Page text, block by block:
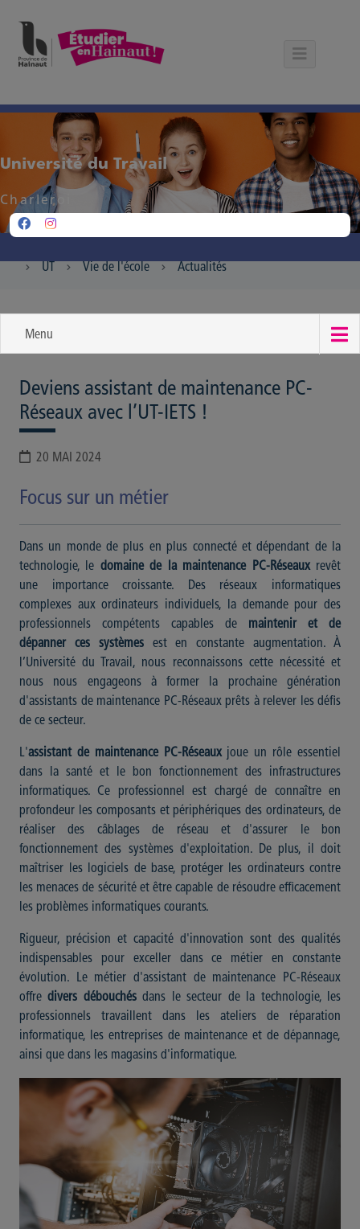
Université du Travail
Charleroi
UT Vie de l'école Actualités
Menu
Deviens assistant de maintenance PC-
Réseaux avec l’UT-IETS !
20 MAI 2024
Focus sur un métier
Dans un monde de plus en plus connecté et dépendant de la
technologie, le domaine de la maintenance PC-Réseauxrevêt
une importance croissante. Des réseaux informatiques
complexes aux ordinateurs individuels, la demande pour des
professionnels compétents capables de maintenir et de
dépanner ces systèmesest en constante augmentation. À
l’Université du Travail, nous reconnaissons cette nécessité et
nous nous engageons à former la prochaine génération
d'assistants de maintenance PC-Réseaux prêts à relever les défis
de ce secteur.
L'assistant de maintenance PC-Réseauxjoue un rôle essentiel
dans la santé et le bon fonctionnement des infrastructures
informatiques. Ce professionnel est chargé de connaître en
profondeur les composants et périphériques des ordinateurs, de
réaliser des câblages de réseau et d'assurer le bon
fonctionnement des systèmes d'exploitation. De plus, il doit
maîtriser les logiciels de base, protéger les ordinateurs contre
les menaces de sécurité et être capable de résoudre efficacement
les problèmes informatiques courants.
Rigueur, précision et capacité d'innovation sont des qualités
indispensables pour exceller dans ce métier en constante
évolution. Le métier d'assistant de maintenance PC-Réseaux
offredivers débouchésdans le secteur de la technologie, les
professionnels travaillent dans les ateliers de réparation
informatique, les entreprises de maintenance et de dépannage,
ainsi que dans les magasins d'informatique.